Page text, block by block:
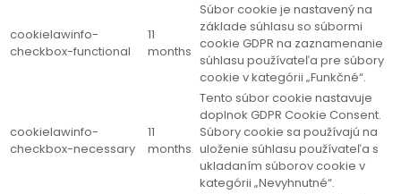
cookielawinfo-
checkbox-functional
11
months
Súbor cookie je nastavený na
základe súhlasu so súbormi
cookie GDPR na zaznamenanie
súhlasu používateľa pre súbory
cookie v kategórii „Funkčné“.
cookielawinfo-
checkbox-necessary
11
months
Tento súbor cookie nastavuje
doplnok GDPR Cookie Consent.
Súbory cookie sa používajú na
uloženie súhlasu používateľa s
ukladaním súborov cookie v
kategórii „Nevyhnutné“.